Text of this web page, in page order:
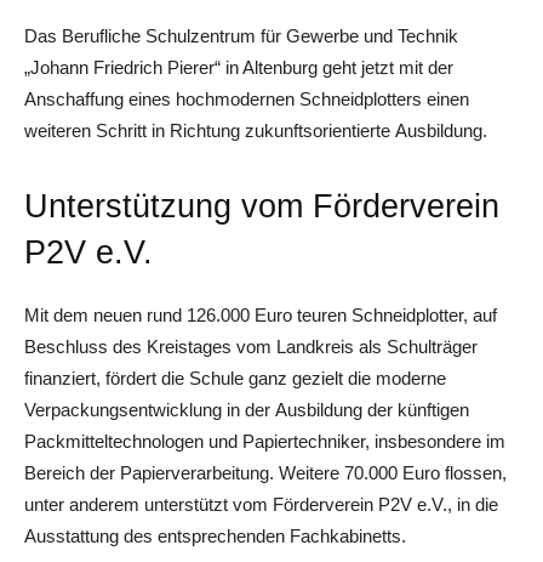
Das Berufliche Schulzentrum für Gewerbe und Technik
„Johann Friedrich Pierer“ in Altenburg geht jetzt mit der
Anschaffung eines hochmodernen Schneidplotters einen
weiteren Schritt in Richtung zukunftsorientierte Ausbildung.
Unterstützung vom Förderverein
P2V e.V.
Mit dem neuen rund 126.000 Euro teuren Schneidplotter, auf
Beschluss des Kreistages vom Landkreis als Schulträger
finanziert, fördert die Schule ganz gezielt die moderne
Verpackungsentwicklung in der Ausbildung der künftigen
Packmitteltechnologen und Papiertechniker, insbesondere im
Bereich der Papierverarbeitung. Weitere 70.000 Euro flossen,
unter anderem unterstützt vom Förderverein P2V e.V., in die
Ausstattung des entsprechenden Fachkabinetts.